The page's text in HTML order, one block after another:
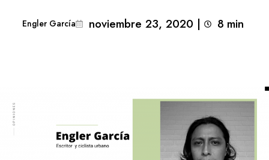
Engler García noviembre 23, 2020 | 8 min